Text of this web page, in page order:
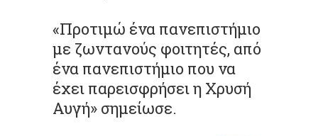
«Προτιμώ ένα πανεπιστήμιο
με ζωντανούς φοιτητές, από
ένα πανεπιστήμιο που να
έχει παρεισφρήσει η Χρυσή
Αυγή» σημείωσε.